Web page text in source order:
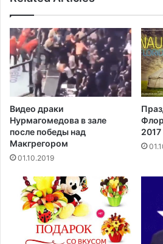
Видео драки
Нурмагомедова в зале
после победы над
Макгрегором‍
01.10.2019
2017